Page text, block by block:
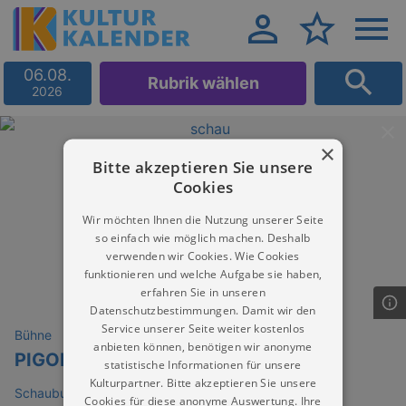
06.08.
2026 Rubrik wählen
Bühne
PIGOR & EICHHORN
Schauburg Dresden (Kino)
×
Bitte akzeptieren Sie unsere
Cookies
Wir möchten Ihnen die Nutzung unserer Seite
so einfach wie möglich machen. Deshalb
verwenden wir Cookies. Wie Cookies
funktionieren und welche Aufgabe sie haben,
erfahren Sie in unseren
Datenschutzbestimmungen. Damit wir den
Service unserer Seite weiter kostenlos
anbieten können, benötigen wir anonyme
statistische Informationen für unsere
Kulturpartner. Bitte akzeptieren Sie unsere
Cookies für diese anonyme Auswertung. Ihre